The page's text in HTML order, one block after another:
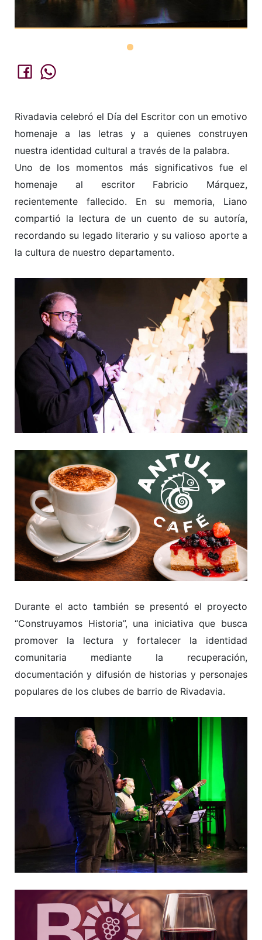
Rivadavia celebró el Día del Escritor con un emotivo
homenaje a las letras y a quienes construyen
nuestra identidad cultural a través de la palabra.
Uno de los momentos más significativos fue el
homenaje al escritor Fabricio Márquez,
recientemente fallecido. En su memoria, Liano
compartió la lectura de un cuento de su autoría,
recordando su legado literario y su valioso aporte a
la cultura de nuestro departamento.
Durante el acto también se presentó el proyecto
“Construyamos Historia”, una iniciativa que busca
promover la lectura y fortalecer la identidad
comunitaria mediante la recuperación,
documentación y difusión de historias y personajes
populares de los clubes de barrio de Rivadavia.